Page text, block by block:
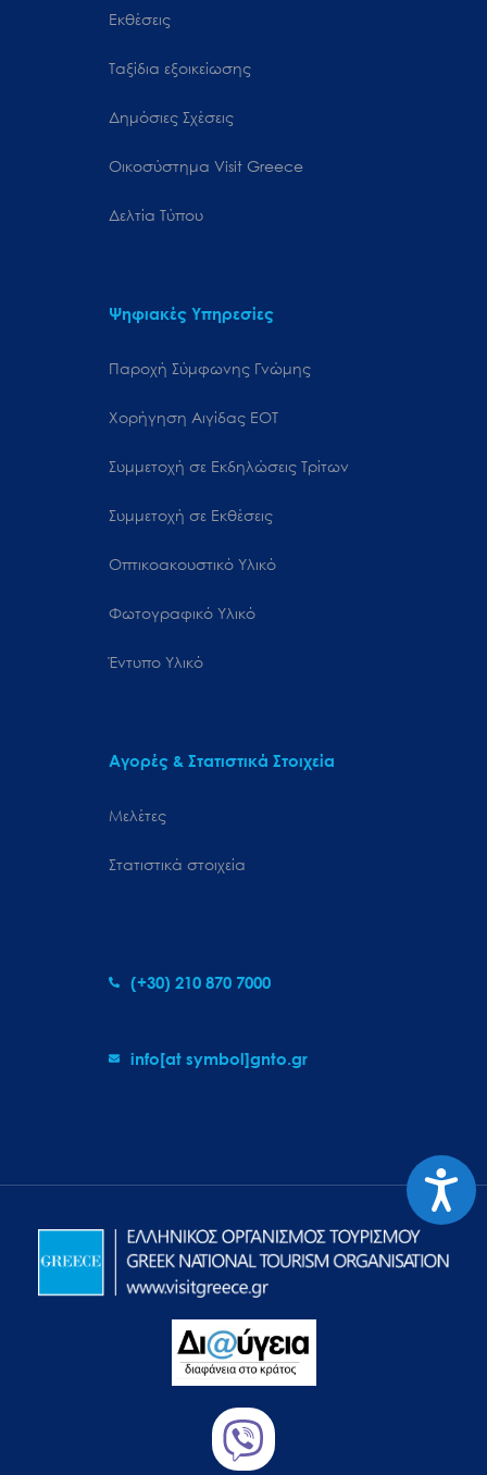
Εκθέσεις
Ταξίδια εξοικείωσης
Δημόσιες Σχέσεις
Oικοσύστημα Visit Greece
Δελτία Τύπου
Ψηφιακές Υπηρεσίες
Παροχή Σύμφωνης Γνώμης
Χορήγηση Αιγίδας ΕΟΤ
Συμμετοχή σε Εκδηλώσεις Τρίτων
Συμμετοχή σε Εκθέσεις
Οπτικοακουστικό Υλικό
Φωτογραφικό Υλικό
Έντυπο Υλικό
Αγορές & Στατιστικά Στοιχεία
Μελέτες
Στατιστικά στοιχεία
(+30) 210 870 7000
info[at symbol]gnto.gr